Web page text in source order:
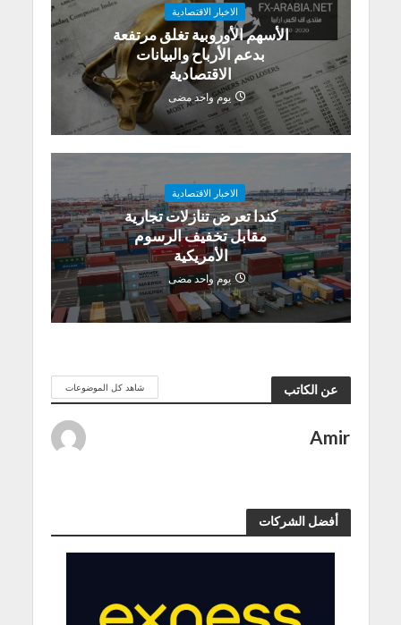
الاخبار الاقتصادية
الأسهم الأوروبية تغلق مرتفعة
بدعم الأرباح والبيانات
الاقتصادية
يوم واحد مضى
الاخبار الاقتصادية
كندا تعرض تنازلات تجارية
مقابل تخفيف الرسوم
الأمريكية
يوم واحد مضى
عن الكاتب شاهد كل الموضوعات
Amir
أفضل الشركات